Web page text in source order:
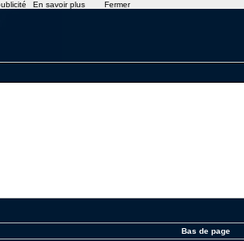
Bas de page
En savoir plus Fermer